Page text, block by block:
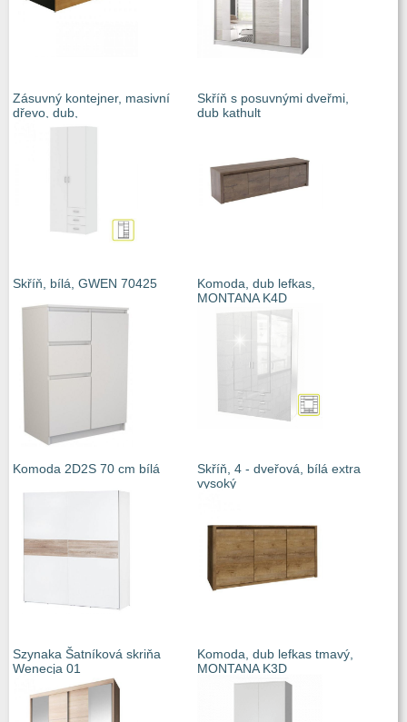
Zásuvný kontejner, masivní
dřevo, dub,
Skříň s posuvnými dveřmi,
dub kathult
Skříň, bílá, GWEN 70425
Komoda, dub lefkas,
MONTANA K4D
Komoda 2D2S 70 cm bílá
Skříň, 4 - dveřová, bílá extra
vysoký
Szynaka Šatníková skriňa
Wenecja 01
Komoda, dub lefkas tmavý,
MONTANA K3D